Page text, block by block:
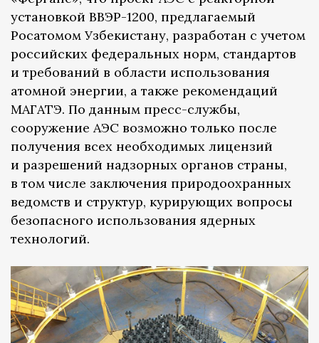
установкой ВВЭР-1200, предлагаемый
Росатомом Узбекистану, разработан с учетом
российских федеральных норм, стандартов
и требований в области использования
атомной энергии, а также рекомендаций
МАГАТЭ. По данным пресс-службы,
сооружение АЭС возможно только после
получения всех необходимых лицензий
и разрешений надзорных органов страны,
в том числе заключения природоохранных
ведомств и структур, курирующих вопросы
безопасного использования ядерных
технологий.